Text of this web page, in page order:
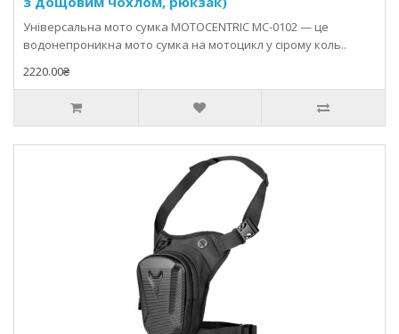
Універсальна мото сумка MOTOCENTRIC MC-0102 — це
водонепроникна мото сумка на мотоцикл у сірому коль..
2220.00₴